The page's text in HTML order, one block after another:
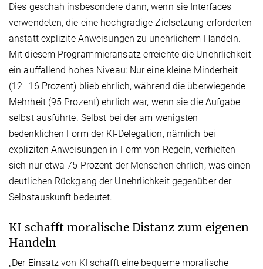
Dies geschah insbesondere dann, wenn sie Interfaces
verwendeten, die eine hochgradige Zielsetzung erforderten
anstatt explizite Anweisungen zu unehrlichem Handeln.
Mit diesem Programmieransatz erreichte die Unehrlichkeit
ein auffallend hohes Niveau: Nur eine kleine Minderheit
(12–16 Prozent) blieb ehrlich, während die überwiegende
Mehrheit (95 Prozent) ehrlich war, wenn sie die Aufgabe
selbst ausführte. Selbst bei der am wenigsten
bedenklichen Form der KI-Delegation, nämlich bei
expliziten Anweisungen in Form von Regeln, verhielten
sich nur etwa 75 Prozent der Menschen ehrlich, was einen
deutlichen Rückgang der Unehrlichkeit gegenüber der
Selbstauskunft bedeutet.
KI schafft moralische Distanz zum eigenen
Handeln
„Der Einsatz von KI schafft eine bequeme moralische